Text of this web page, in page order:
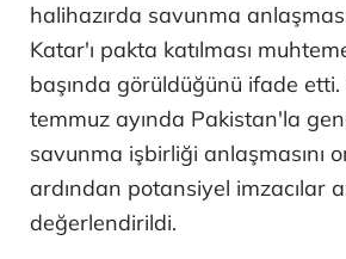
halihazırda savunma
Katar'ı pakta katılması
başında görüldüğünü ifade
temmuz ayında Pakistan'la
savunma işbirliği anlaşmasını
ardından potansiyel imzacılar
değerlendirildi.